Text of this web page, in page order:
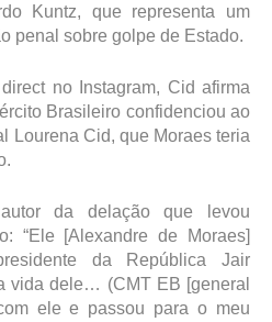
Kuntz, que representa um
penal sobre golpe de Estado.
no Instagram, Cid afirma
Brasileiro confidenciou ao
Lourena Cid, que Moraes teria
da delação que levou
“Ele [Alexandre de Moraes]
da República Jair
vida dele… (CMT EB [general
ele e passou para o meu